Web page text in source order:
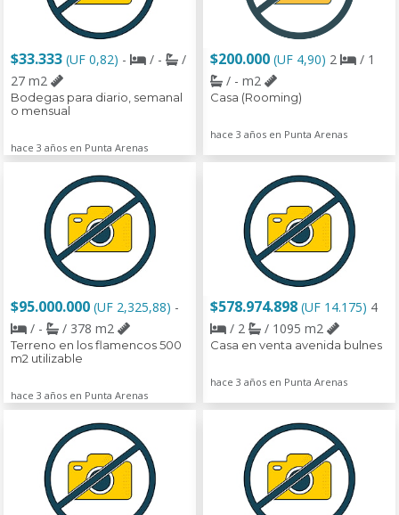
$33.333 (UF 0,82) - / -
/
27 m2
Bodegas para diario, semanal
o mensual
hace 3 años en Punta Arenas
$200.000 (UF 4,90) 2
/ 1
/ - m2
Casa (Rooming)
hace 3 años en Punta Arenas
$95.000.000 (UF 2,325,88) -
/ -
/ 378 m2
Terreno en los flamencos 500
m2 utilizable
hace 3 años en Punta Arenas
$578.974.898 (UF 14.175) 4
/ 2
/ 1095 m2
Casa en venta avenida bulnes
hace 3 años en Punta Arenas